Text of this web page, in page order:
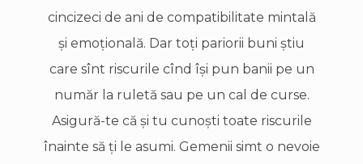
cincizeci de ani de compatibilitate mintală
şi emoţională. Dar toţi pariorii buni ştiu
care sînt riscurile cînd îşi pun banii pe un
număr la ruletă sau pe un cal de curse.
Asigură-te că şi tu cunoşti toate riscurile
înainte să ţi le asumi. Gemenii simt o nevoie